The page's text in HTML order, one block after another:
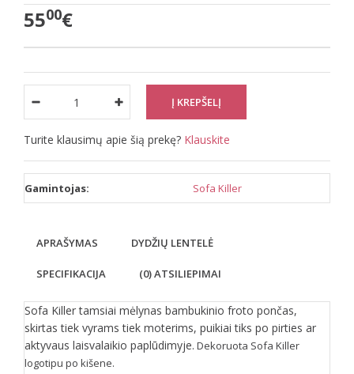
5500€
Turite klausimų apie šią prekę? Klauskite
Gamintojas: Sofa Killer
APRAŠYMAS DYDŽIŲ LENTELĖ
SPECIFIKACIJA (0) ATSILIEPIMAI
Sofa Killer tamsiai mėlynas bambukinio froto pončas,
skirtas tiek vyrams tiek moterims, puikiai tiks po pirties ar
aktyvaus laisvalaikio paplūdimyje. Dekoruota Sofa Killer
logotipu po kišene.